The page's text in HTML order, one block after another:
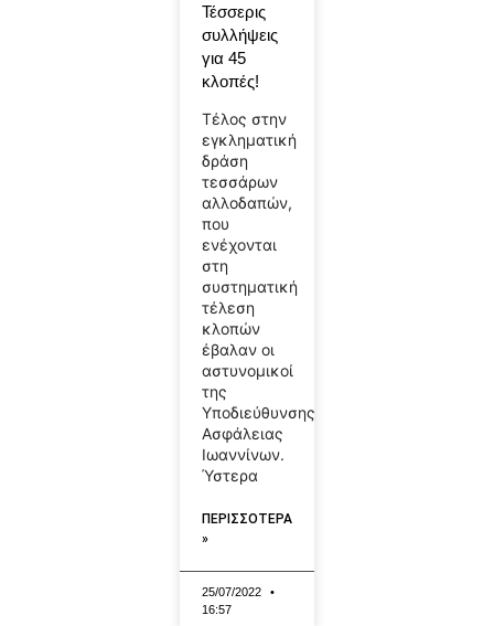
Τέσσερις
συλλήψεις
για 45
κλοπές!
Τέλος στην
εγκληματική
δράση
τεσσάρων
αλλοδαπών,
που
ενέχονται
στη
συστηματική
τέλεση
κλοπών
έβαλαν οι
αστυνομικοί
της
Υποδιεύθυνσης
Ασφάλειας
Ιωαννίνων.
Ύστερα
ΠΕΡΙΣΣΟΤΕΡΑ
»
25/07/2022
16:57